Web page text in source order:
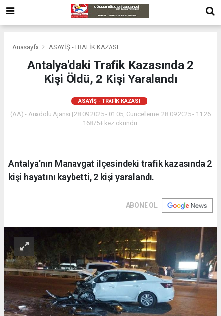
Anasayfa ASAYİŞ - TRAFİK KAZASI
Antalya'daki Trafik Kazasında 2
Kişi Öldü, 2 Kişi Yaralandı
ASAYİŞ - TRAFİK KAZASI
(AA) - Anadolu Ajansı | 28.09.2025 - 01:05, Güncelleme: 28.09.2025 - 11:26
16875+ kez okundu.
Antalya'nın Manavgat ilçesindeki trafik kazasında 2
kişi hayatını kaybetti, 2 kişi yaralandı.
ABONE OL